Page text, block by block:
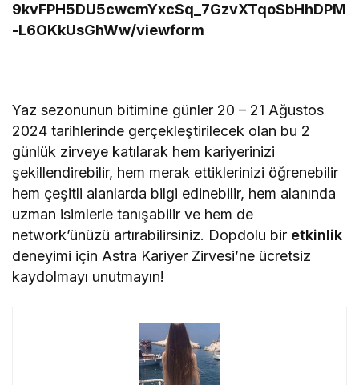
9kvFPH5DU5cwcmYxcSq_7GzvXTqoSbHhDPM
-L6OKkUsGhWw/viewform
Yaz sezonunun bitimine günler 20 – 21 Ağustos
2024 tarihlerinde gerçekleştirilecek olan bu 2
günlük zirveye katılarak hem kariyerinizi
şekillendirebilir, hem merak ettiklerinizi öğrenebilir
hem çeşitli alanlarda bilgi edinebilir, hem alanında
uzman isimlerle tanışabilir ve hem de
network’ünüzü artırabilirsiniz. Dopdolu bir etkinlik
deneyimi için Astra Kariyer Zirvesi’ne ücretsiz
kaydolmayı unutmayın!